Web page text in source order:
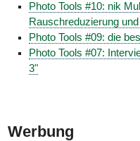
Photo Tools #10: nik
Rauschreduzierung
Photo Tools #09: die
Photo Tools #07:
3"
Werbung